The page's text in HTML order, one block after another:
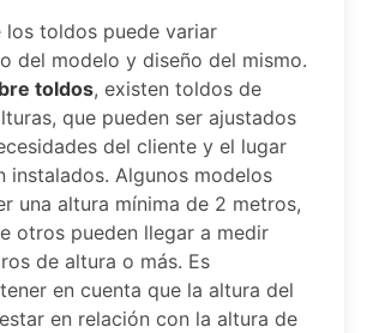
los toldos puede variar
del modelo y diseño del mismo.
toldos, existen toldos de
que pueden ser ajustados
del cliente y el lugar
instalados. Algunos modelos
una altura mínima de 2 metros,
otros pueden llegar a medir
de altura o más. Es
en cuenta que la altura del
en relación con la altura de